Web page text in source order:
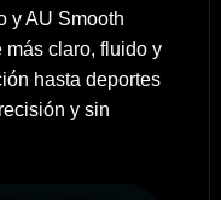
y AU Smooth
más claro, fluido y
hasta deportes
y sin